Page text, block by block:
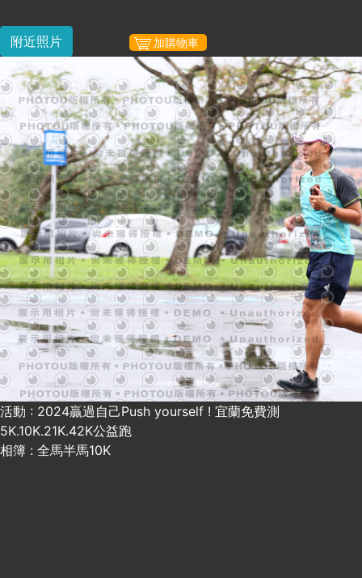
附近照片 加購物車
活動 : 2024贏過自己Push yourself ! 宜蘭免費測
5K.10K.21K.42K公益跑
相簿 : 全馬半馬10K